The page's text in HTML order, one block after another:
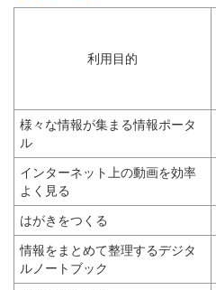
利用目的
様々な情報が集まる情報ポータ
ル
インターネット上の動画を効率
よく見る
はがきをつくる
情報をまとめて整理するデジタ
ルノートブック